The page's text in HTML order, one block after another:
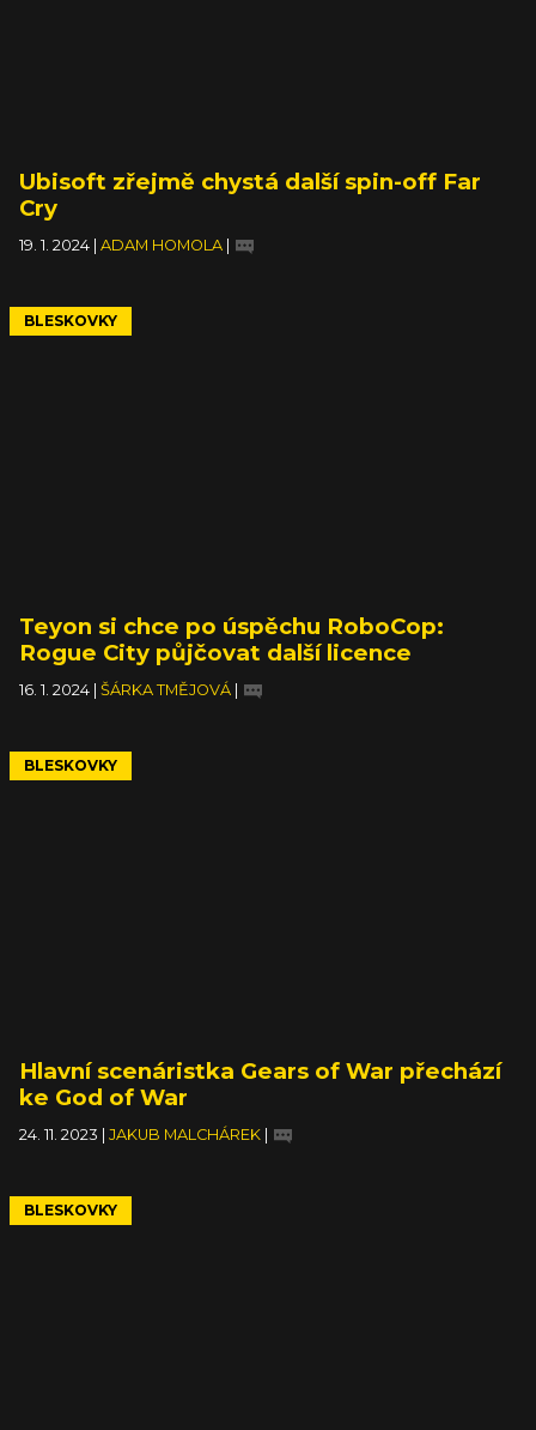
Ubisoft zřejmě chystá další spin-off Far
Cry
19. 1. 2024 ADAM HOMOLA
BLESKOVKY
Teyon si chce po úspěchu RoboCop:
Rogue City půjčovat další licence
16. 1. 2024 ŠÁRKA TMĚJOVÁ
BLESKOVKY
Hlavní scenáristka Gears of War přechází
ke God of War
24. 11. 2023 JAKUB MALCHÁREK
BLESKOVKY